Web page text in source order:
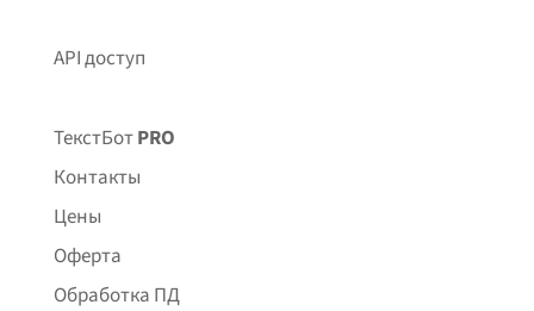
API доступ
ТекстБотPRO
Контакты
Цены
Оферта
Обработка ПД